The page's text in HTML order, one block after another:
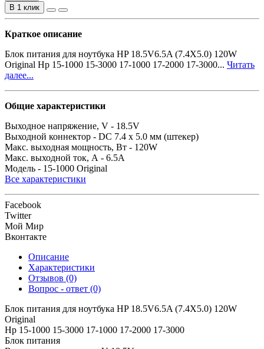
В 1 клик
Краткое описание
Блок питания для ноутбука HP 18.5V6.5A (7.4X5.0) 120W
Original Hp 15-1000 15-3000 17-1000 17-2000 17-3000... Читать
далее...
Общие характеристики
Выходное напряжение, V - 18.5V
Выходной коннектор - DC 7.4 x 5.0 мм (штекер)
Макс. выходная мощность, Вт - 120W
Макс. выходной ток, А - 6.5A
Модель - 15-1000 Original
Все характеристики
Facebook
Twitter
Мой Мир
Вконтакте
Описание
Характеристики
Отзывов (0)
Вопрос - ответ (0)
Блок питания для ноутбука HP 18.5V6.5A (7.4X5.0) 120W
Original
Hp 15-1000 15-3000 17-1000 17-2000 17-3000
Блок питания